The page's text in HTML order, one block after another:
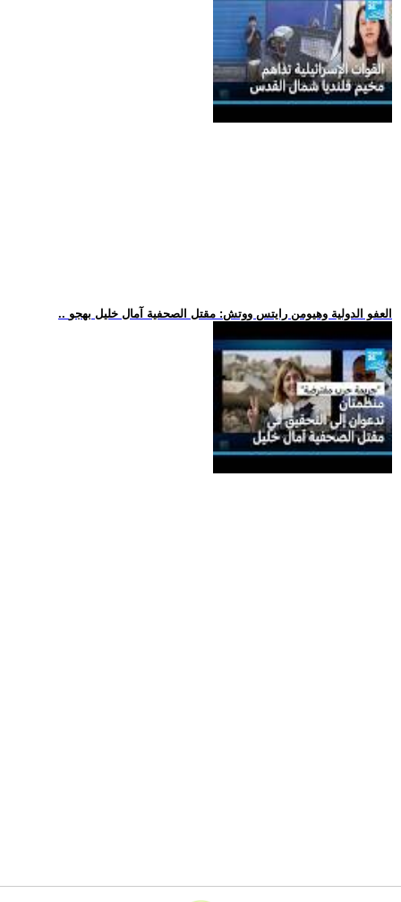
.. العفو الدولية وهيومن رايتس ووتش: مقتل الصحفية آمال خليل بهجو